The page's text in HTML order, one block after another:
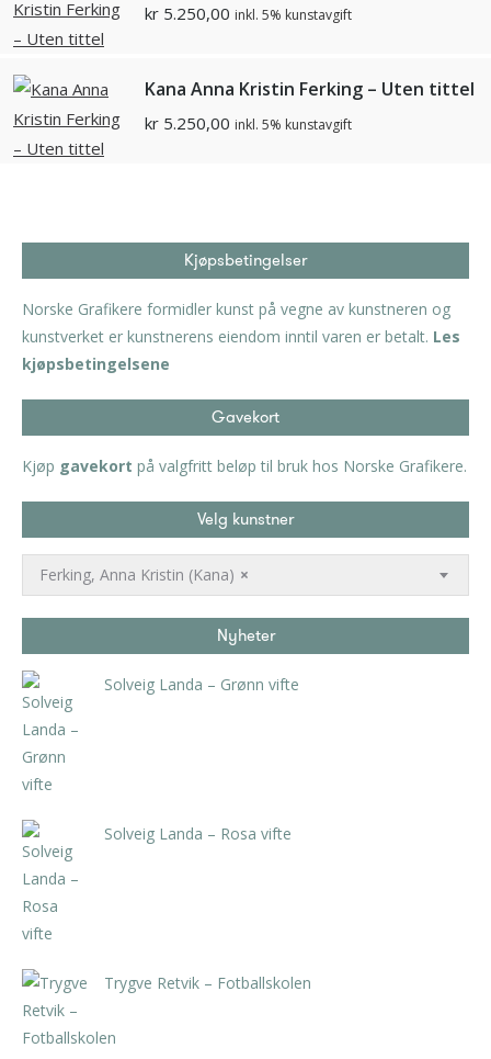
kr 5.250,00 inkl. 5% kunstavgift
Kana Anna Kristin Ferking – Uten tittel
kr 5.250,00 inkl. 5% kunstavgift
Kjøpsbetingelser
Norske Grafikere formidler kunst på vegne av kunstneren og
kunstverket er kunstnerens eiendom inntil varen er betalt. Les
kjøpsbetingelsene
Gavekort
Kjøp gavekort på valgfritt beløp til bruk hos Norske Grafikere.
Velg kunstner
×
Ferking, Anna Kristin (Kana)
Nyheter
Solveig Landa – Grønn vifte
Solveig Landa – Rosa vifte
Trygve Retvik – Fotballskolen